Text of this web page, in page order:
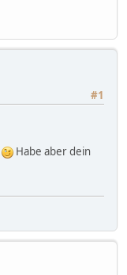
#1
Habe aber dein